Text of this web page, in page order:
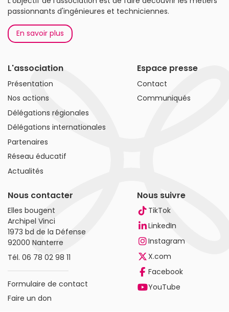
passionnants d'ingénieures et techniciennes.
En savoir plus
L'association
Présentation
Nos actions
Délégations régionales
Délégations internationales
Partenaires
Réseau éducatif
Actualités
Espace presse
Contact
Communiqués
Nous contacter
Elles bougent
Archipel Vinci
1973 bd de la Défense
92000 Nanterre
Tél. 06 78 02 98 11
Formulaire de contact
Faire un don
Nous suivre
TikTok
LinkedIn
Instagram
X.com
Facebook
YouTube